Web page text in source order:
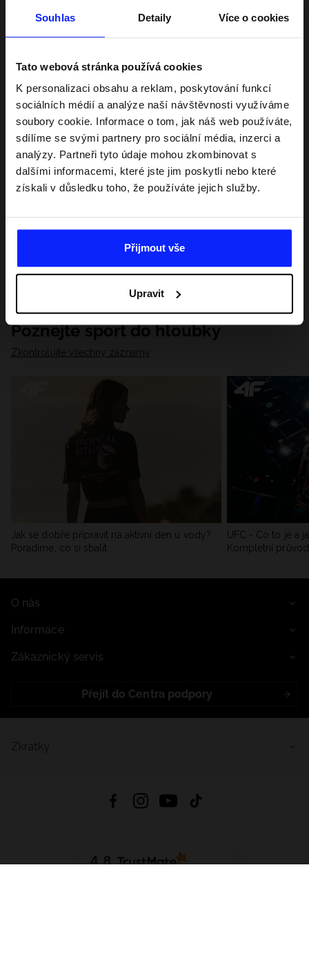
Souhlas Detaily Více o cookies
Tato webová stránka používá cookies
K personalizaci obsahu a reklam, poskytování funkcí
sociálních médií a analýze naší návštěvnosti využíváme
soubory cookie. Informace o tom, jak náš web používáte,
sdílíme se svými partnery pro sociální média, inzerci a
analýzy. Partneři tyto údaje mohou zkombinovat s
dalšími informacemi, které jste jim poskytli nebo které
získali v důsledku toho, že používáte jejich služby.
Přijmout vše
Upravit
Poznejte sport do hloubky
Zkontrolujte všechny záznamy
Jak se dobře připravit na aktivní den u vody?
Poradíme, co si sbalit
UFC - Co to je a
Kompletní
O nás
Informace
Zákaznický servis
Přejít do Centra podpory
4.8